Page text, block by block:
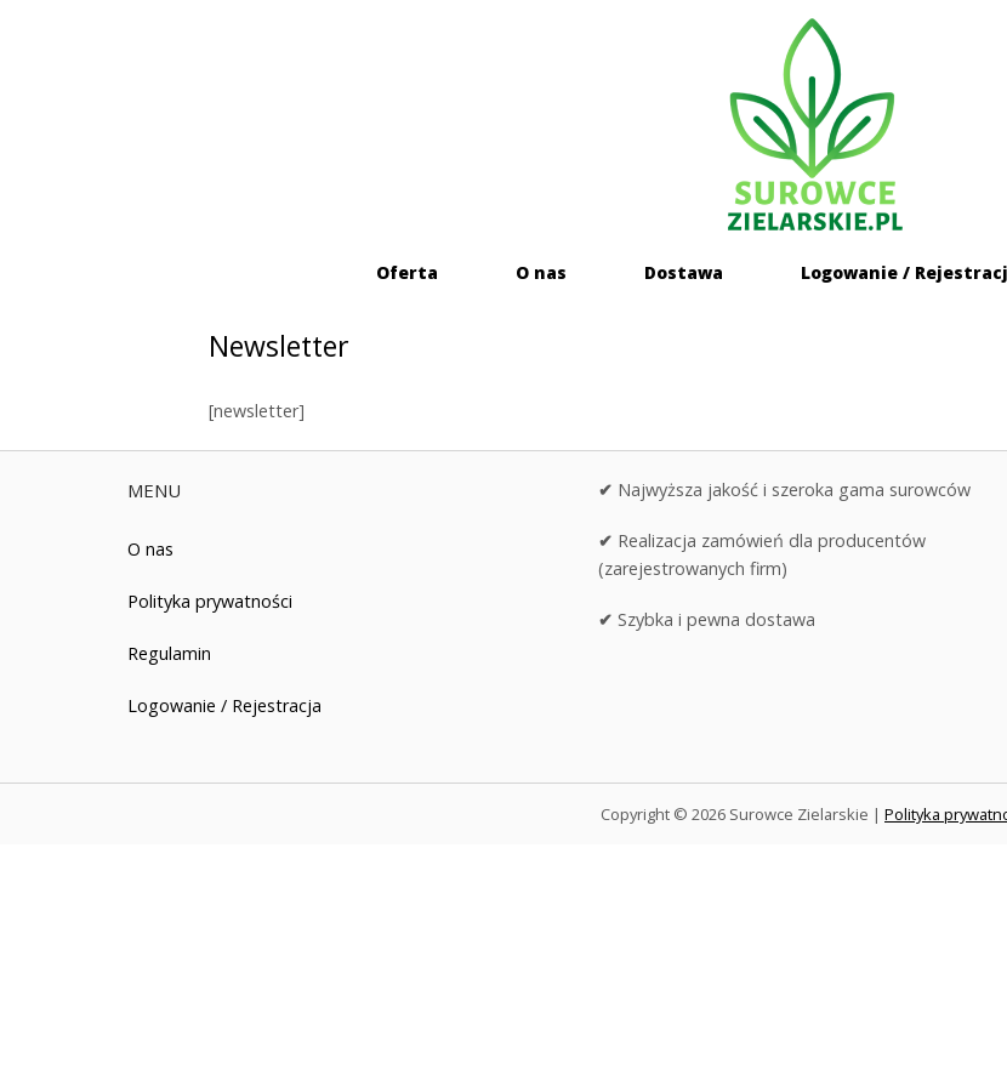
Oferta O nas Dostawa Logowanie /
Newsletter
[newsletter]
MENU
O nas
Polityka prywatności
Regulamin
Logowanie / Rejestracja
✔ Najwyższa jakość i szeroka gama surowców
✔ Realizacja zamówień dla producentów
(zarejestrowanych firm)
✔ Szybka i pewna dostawa
Copyright © 2026 Surowce Zielarskie | Polityka